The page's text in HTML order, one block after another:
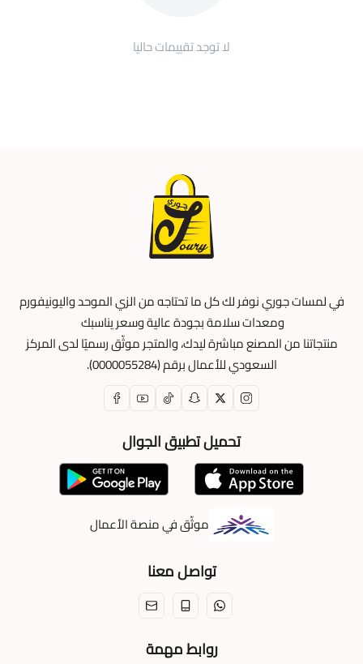
لا توجد تقييمات حاليا
في لمسات جوري نوفر لك كل ما تحتاجه من الزي الموحد واليونيفورم
ومعدات سلامة بجودة عالية وسعر يناسبك
منتجاتنا من المصنع مباشرة ليدك، والمتجر موثّق رسميًا لدى المركز
السعودي للأعمال برقم (0000055284).
تحميل تطبيق الجوال
موثّق في منصة الأعمال
تواصل معنا
روابط مهمة